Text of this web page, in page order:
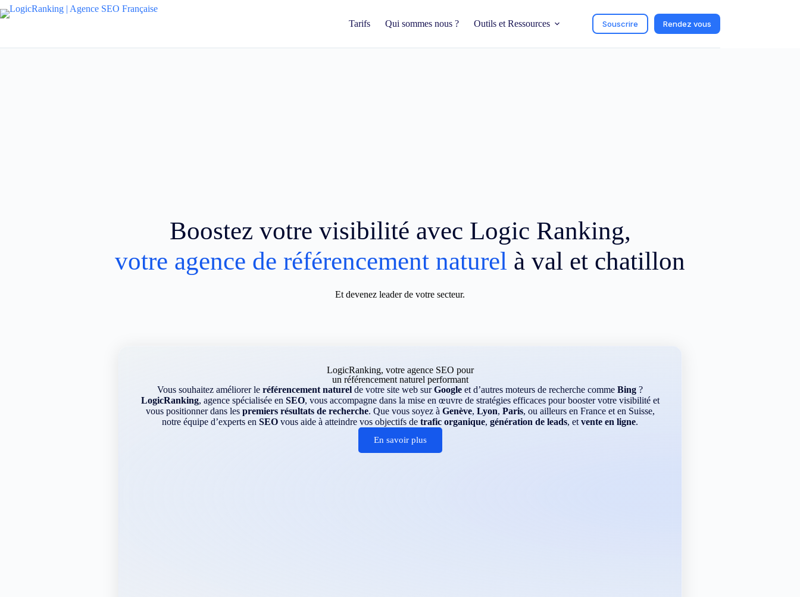
Tarifs Qui sommes nous ? Outils et Ressources Souscrire Rendez vous
Boostez votre visibilité avec Logic Ranking,
votre agence de référencement naturel à val et chatillon
Et devenez leader de votre secteur.
LogicRanking, votre agence SEO pour
un référencement naturel performant
Vous souhaitez améliorer le référencement naturel de votre site web surGoogle et d’autres moteurs de recherche comme Bing ?
LogicRanking, agence spécialisée en SEO, vous accompagne dans la mise en œuvre de stratégies efficaces pour booster votre visibilité et
vous positionner dans les premiers résultats de recherche. Que vous soyez à Genève, Lyon, Paris, ou ailleurs en France et en Suisse,
notre équipe d’experts en SEO vous aide à atteindre vos objectifs de trafic organique, génération de leads, et vente en ligne.
En savoir plus